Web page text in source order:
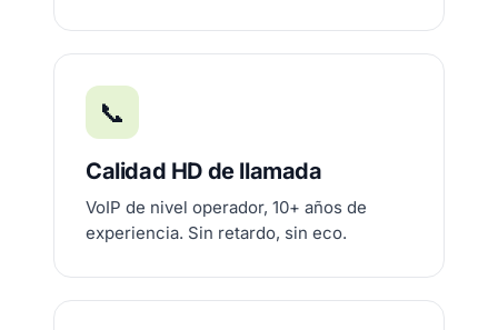
📞
Calidad HD de llamada
VoIP de nivel operador, 10+ años de
experiencia. Sin retardo, sin eco.